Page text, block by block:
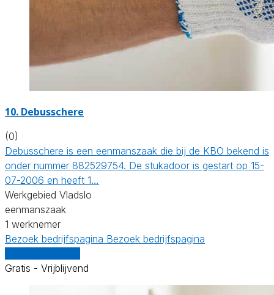
10. Debusschere
(0)
Debusschere is een eenmanszaak die bij de KBO bekend is
onder nummer 882529754. De stukadoor is gestart op 15-
07-2006 en heeft 1…
Werkgebied Vladslo
eenmanszaak
1 werknemer
Bezoek bedrijfspagina Bezoek bedrijfspagina
Gratis - Vrijblijvend